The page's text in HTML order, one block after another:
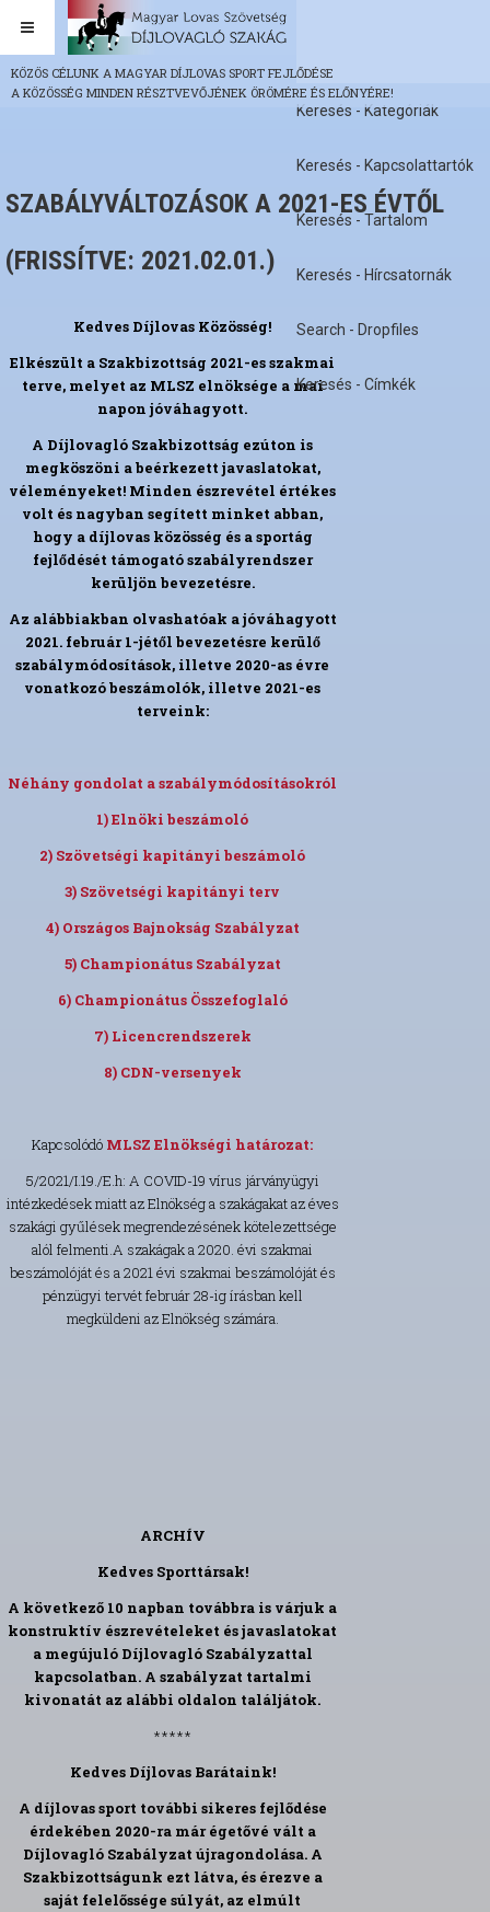
Keresés - Kategóriák
Keresés - Kapcsolattartók
Keresés - Tartalom
Keresés - Hírcsatornák
Search - Dropfiles
Keresés - Címkék
KÖZÖS CÉLUNK A MAGYAR DÍJLOVAS SPORT FEJLŐDÉSE
A KÖZÖSSÉG MINDEN RÉSZTVEVŐJÉNEK ÖRÖMÉRE ÉS ELŐNYÉRE!
SZABÁLYVÁLTOZÁSOK A 2021-ES ÉVTŐL
(FRISSÍTVE: 2021.02.01.)
Kedves Díjlovas Közösség!
Elkészült a Szakbizottság 2021-es szakmai
terve, melyet az MLSZ elnöksége a mai
napon jóváhagyott.
A Díjlovagló Szakbizottság ezúton is
megköszöni a beérkezett javaslatokat,
véleményeket! Minden észrevétel értékes
volt és nagyban segített minket abban,
hogy a díjlovas közösség és a sportág
fejlődését támogató szabályrendszer
kerüljön bevezetésre.
Az alábbiakban olvashatóak a jóváhagyott
2021. február 1-jétől bevezetésre kerülő
szabálymódosítások, illetve 2020-as évre
vonatkozó beszámolók, illetve 2021-es
terveink:
Néhány gondolat a szabálymódosításokról
1) Elnöki beszámoló
2) Szövetségi kapitányi beszámoló
3) Szövetségi kapitányi terv
4) Országos Bajnokság Szabályzat
5) Championátus Szabályzat
6) Championátus Összefoglaló
7) Licencrendszerek
8) CDN-versenyek
Kapcsolódó MLSZ Elnökségi határozat:
5/2021/I.19./E.h: A COVID-19 vírus járványügyi
intézkedések miatt az Elnökség a szakágakat az éves
szakági gyűlések megrendezésének kötelezettsége
alól felmenti.A szakágak a 2020. évi szakmai
beszámolóját és a 2021 évi szakmai beszámolóját és
pénzügyi tervét február 28-ig írásban kell
megküldeni az Elnökség számára.
ARCHÍV
Kedves Sporttársak!
A következő 10 napban továbbra is várjuk a
konstruktív észrevételeket és javaslatokat
a megújuló Díjlovagló Szabályzattal
kapcsolatban. A szabályzat tartalmi
kivonatát az alábbi oldalon találjátok.
*****
Kedves Díjlovas Barátaink!
A díjlovas sport további sikeres fejlődése
érdekében 2020-ra már égetővé vált a
Díjlovagló Szabályzat újragondolása. A
Szakbizottságunk ezt látva, és érezve a
saját felelőssége súlyát, az elmúlt